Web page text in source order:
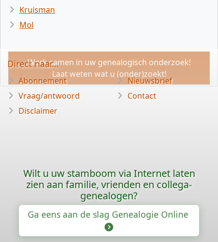
Kruisman
Mol
Werk samen in uw genealogisch onderzoek!
Laat weten wat u (onder)zoekt!
Direct naar...
Abonnement
Vraag/antwoord
Disclaimer
Nieuwsbrief
Contact
Wilt u uw stamboom via Internet laten
zien aan familie, vrienden en collega-
genealogen?
Ga eens aan de slag Genealogie Online